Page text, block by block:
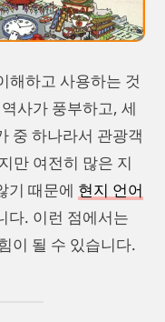
해하고 사용하는 것
사가 풍부하고, 세
중 하나라서 관광객
만 여전히 많은 지
기 때문에 현지 언어
다. 이런 점에서는
이 될 수 있습니다.